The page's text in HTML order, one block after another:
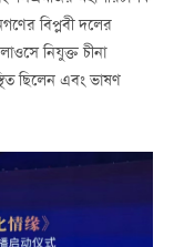
বিপ্লবী দলের
নিযুক্ত চীনা
ছিলেন এবং ভাষণ